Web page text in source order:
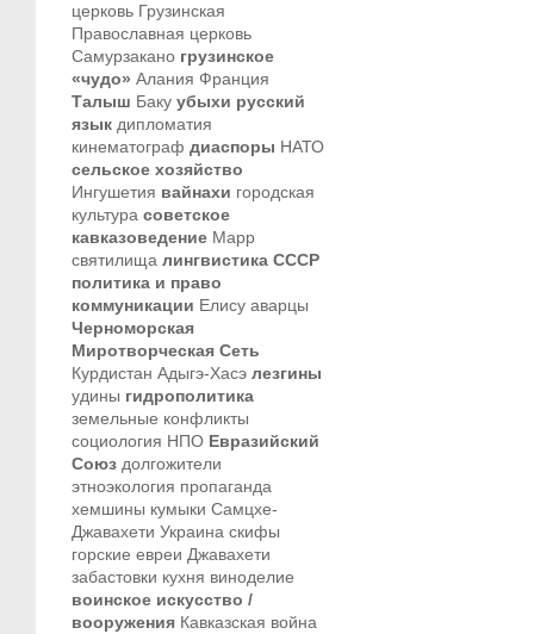
церковь Грузинская
Православная церковь
Самурзакано грузинское
«чудо» Алания Франция
Талыш Баку убыхи русский
язык дипломатия
кинематограф диаспоры НАТО
сельское хозяйство
Ингушетия вайнахи городская
культура советское
кавказоведение Марр
святилища лингвистика СССР
политика и право
коммуникации Елису аварцы
Черноморская
Миротворческая Сеть
Курдистан Адыгэ-Хасэ лезгины
удины гидрополитика
земельные конфликты
социология НПО Евразийский
Союз долгожители
этноэкология пропаганда
хемшины кумыки Самцхе-
Джавахети Украина скифы
горские евреи Джавахети
забастовки кухня виноделие
воинское искусство /
вооружения Кавказская война